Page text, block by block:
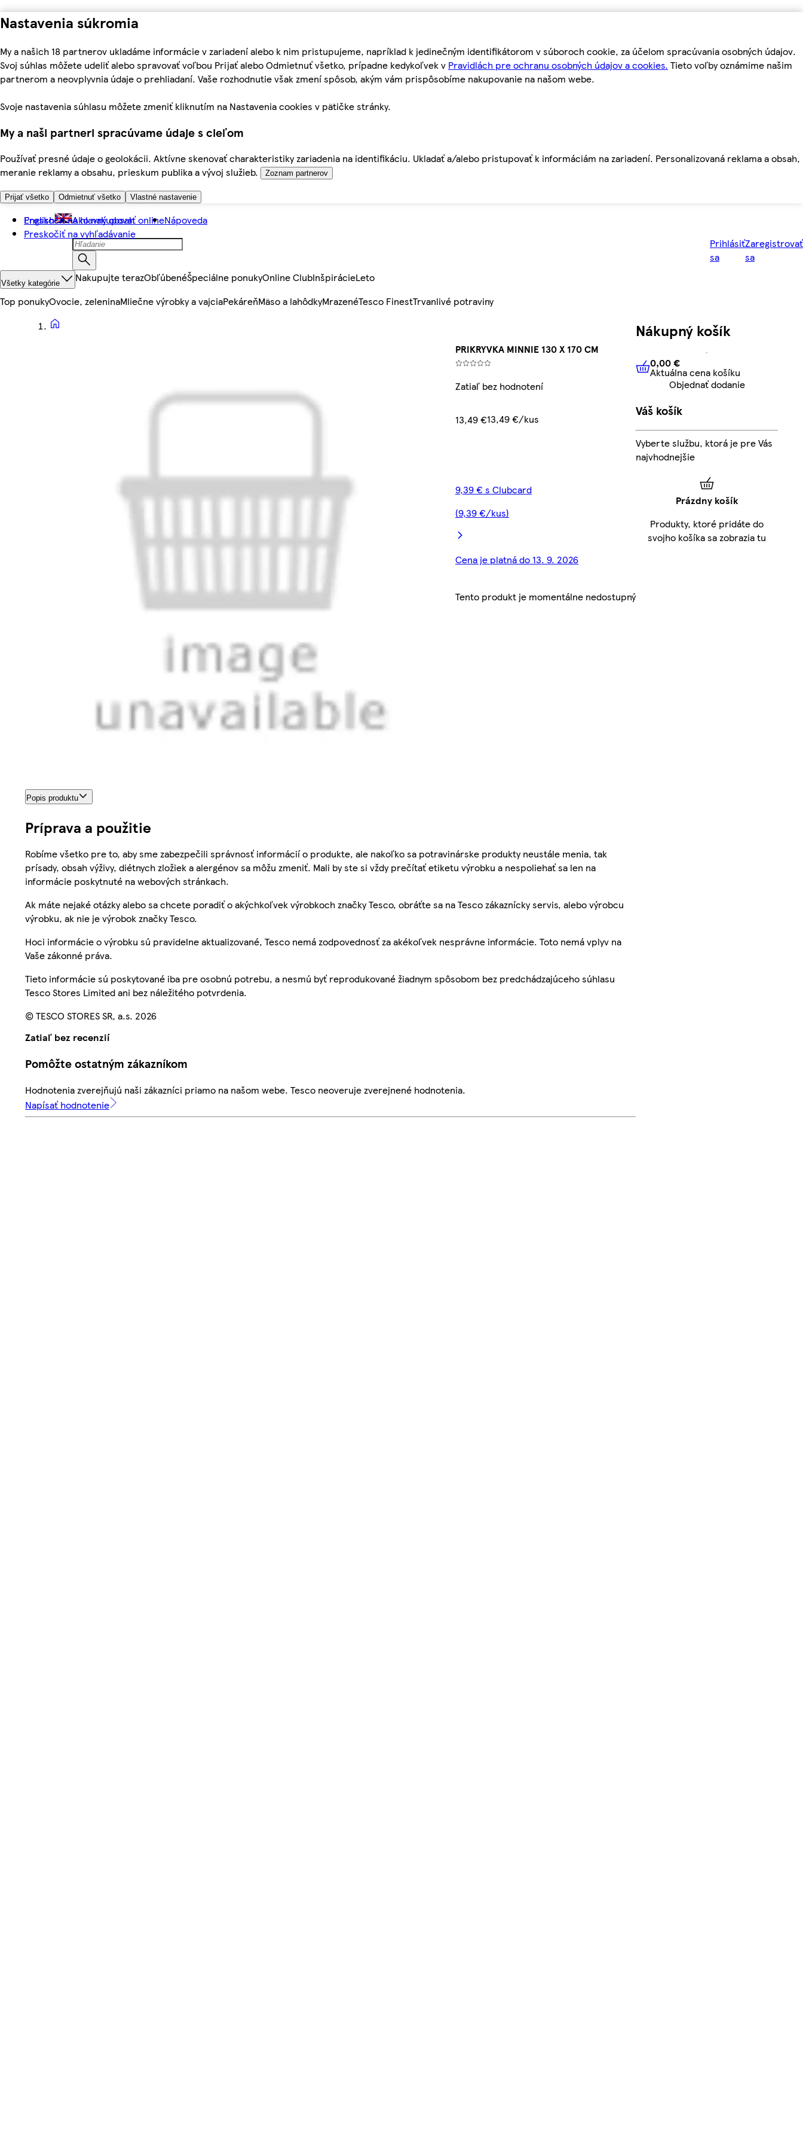
Nastavenia súkromia
My a našich 18 partnerov ukladáme informácie v zariadení alebo k nim pristupujeme, napríklad k jedinečným identifikátorom v súboroch cookie, za účelom spracúvania osobných údajov.
Svoj súhlas môžete udeliť alebo spravovať voľbou Prijať alebo Odmietnuť všetko, prípadne kedykoľvek v Pravidlách pre ochranu osobných údajov a cookies. Tieto voľby oznámime našim
partnerom a neovplyvnia údaje o prehliadaní. Vaše rozhodnutie však zmení spôsob, akým vám prispôsobíme nakupovanie na našom webe.
Svoje nastavenia súhlasu môžete zmeniť kliknutím na Nastavenia cookies v pätičke stránky.
My a naši partneri spracúvame údaje s cieľom
Používať presné údaje o geolokácii. Aktívne skenovať charakteristiky zariadenia na identifikáciu. Ukladať a/alebo pristupovať k informáciám na zariadení. Personalizovaná reklama a obsah,
meranie reklamy a obsahu, prieskum publika a vývoj služieb.
Zoznam partnerov
Prijať všetko Odmietnuť všetko Vlastné nastavenie
Preskočiť na hlavný obsah
Preskočiť na vyhľadávanie
English Ako nakupovať onlineNápoveda
Prihlásiť
sa
Zaregistrovať
sa
Všetky kategórie Nakupujte terazObľúbenéŠpeciálne ponukyOnline ClubInšpirácieLeto
Top ponukyOvocie, zeleninaMliečne výrobky a vajciaPekáreňMäso a lahôdkyMrazenéTesco FinestTrvanlivé potraviny
PRIKRYVKA MINNIE 130 X 170 CM
Zatiaľ bez hodnotení
13,49 €13,49 €/kus
9,39 € s Clubcard
(9,39 €/kus)
Cena je platná do 13. 9. 2026
Tento produkt je momentálne nedostupný
Popis produktu
Príprava a použitie
Robíme všetko pre to, aby sme zabezpečili správnosť informácií o produkte, ale nakoľko sa potravinárske produkty neustále menia, tak
prísady, obsah výživy, diétnych zložiek a alergénov sa môžu zmeniť. Mali by ste si vždy prečítať etiketu výrobku a nespoliehať sa len na
informácie poskytnuté na webových stránkach.
Ak máte nejaké otázky alebo sa chcete poradiť o akýchkoľvek výrobkoch značky Tesco, obráťte sa na Tesco zákaznícky servis, alebo výrobcu
výrobku, ak nie je výrobok značky Tesco.
Hoci informácie o výrobku sú pravidelne aktualizované, Tesco nemá zodpovednosť za akékoľvek nesprávne informácie. Toto nemá vplyv na
Vaše zákonné práva.
Tieto informácie sú poskytované iba pre osobnú potrebu, a nesmú byť reprodukované žiadnym spôsobom bez predchádzajúceho súhlasu
Tesco Stores Limited ani bez náležitého potvrdenia.
© TESCO STORES SR, a.s. 2026
Zatiaľ bez recenzií
Pomôžte ostatným zákazníkom
Hodnotenia zverejňujú naši zákazníci priamo na našom webe. Tesco neoveruje zverejnené hodnotenia.
Napísať hodnotenie
Nákupný košík
0,00 € Aktuálna cena košíku
0,00 €
Aktuálna cena košíku
Objednať dodanie
Váš košík
Vyberte službu, ktorá je pre Vás
najvhodnejšie
Prázdny košík
Produkty, ktoré pridáte do
svojho košíka sa zobrazia tu